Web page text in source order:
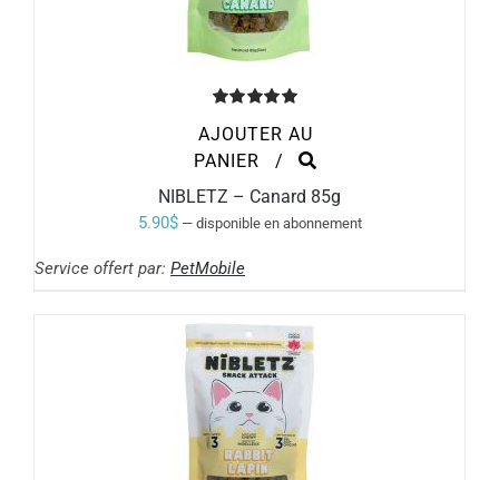
sur 5
AJOUTER AU
PANIER
/
NIBLETZ – Canard 85g
5.90$ —disponible en abonnement
Service offert par: PetMobile